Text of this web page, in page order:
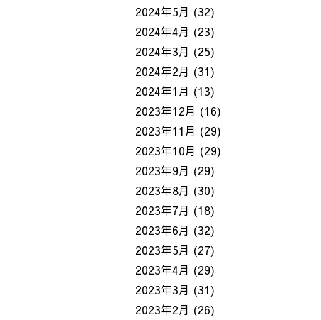
2024年5月 (32)
2024年4月 (23)
2024年3月 (25)
2024年2月 (31)
2024年1月 (13)
2023年12月 (16)
2023年11月 (29)
2023年10月 (29)
2023年9月 (29)
2023年8月 (30)
2023年7月 (18)
2023年6月 (32)
2023年5月 (27)
2023年4月 (29)
2023年3月 (31)
2023年2月 (26)